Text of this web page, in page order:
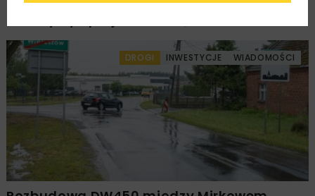
PKP PLK ogłosiły przetarg na odcinek Gdów
DROGI INWESTYCJE WIADOMOŚCI